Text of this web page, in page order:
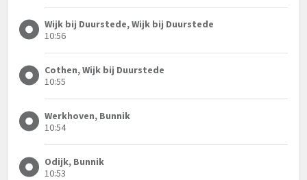
Wijk bij Duurstede, Wijk bij Duurstede
10:56
Cothen, Wijk bij Duurstede
10:55
Werkhoven, Bunnik
10:54
Odijk, Bunnik
10:53